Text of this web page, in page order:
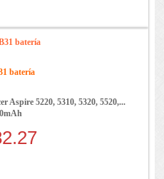
batería
Aspire 5220, 5310, 5320, 5520,...